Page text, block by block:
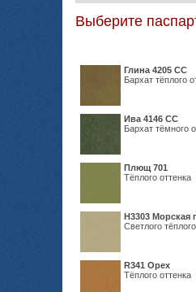
Выберите
Глина 4205 СС
Бархат тёплого
Ива 4146 СС
Бархат тёмного
Плющ 701
Тёплого оттенка
H3303 Морская
Светлого
R341 Орех
Тёплого оттенка